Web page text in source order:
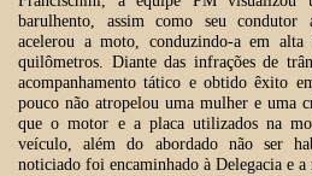
barulhento, assim como seu
acelerou a moto, conduzindo-a em
quilômetros. Diante das infrações de
acompanhamento tático e obtido êxito
pouco não atropelou uma mulher e uma
que o motor e a placa utilizados na
veículo, além do abordado não ser
noticiado foi encaminhado à Delegacia e a